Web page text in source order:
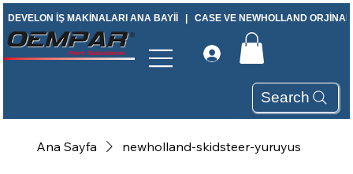
DEVELON İŞ MAKİNALARI ANA BAYİİ   |   CASE VE NEWHOLLAND
Search
Ana Sayfa newholland-skidsteer-yuruyus